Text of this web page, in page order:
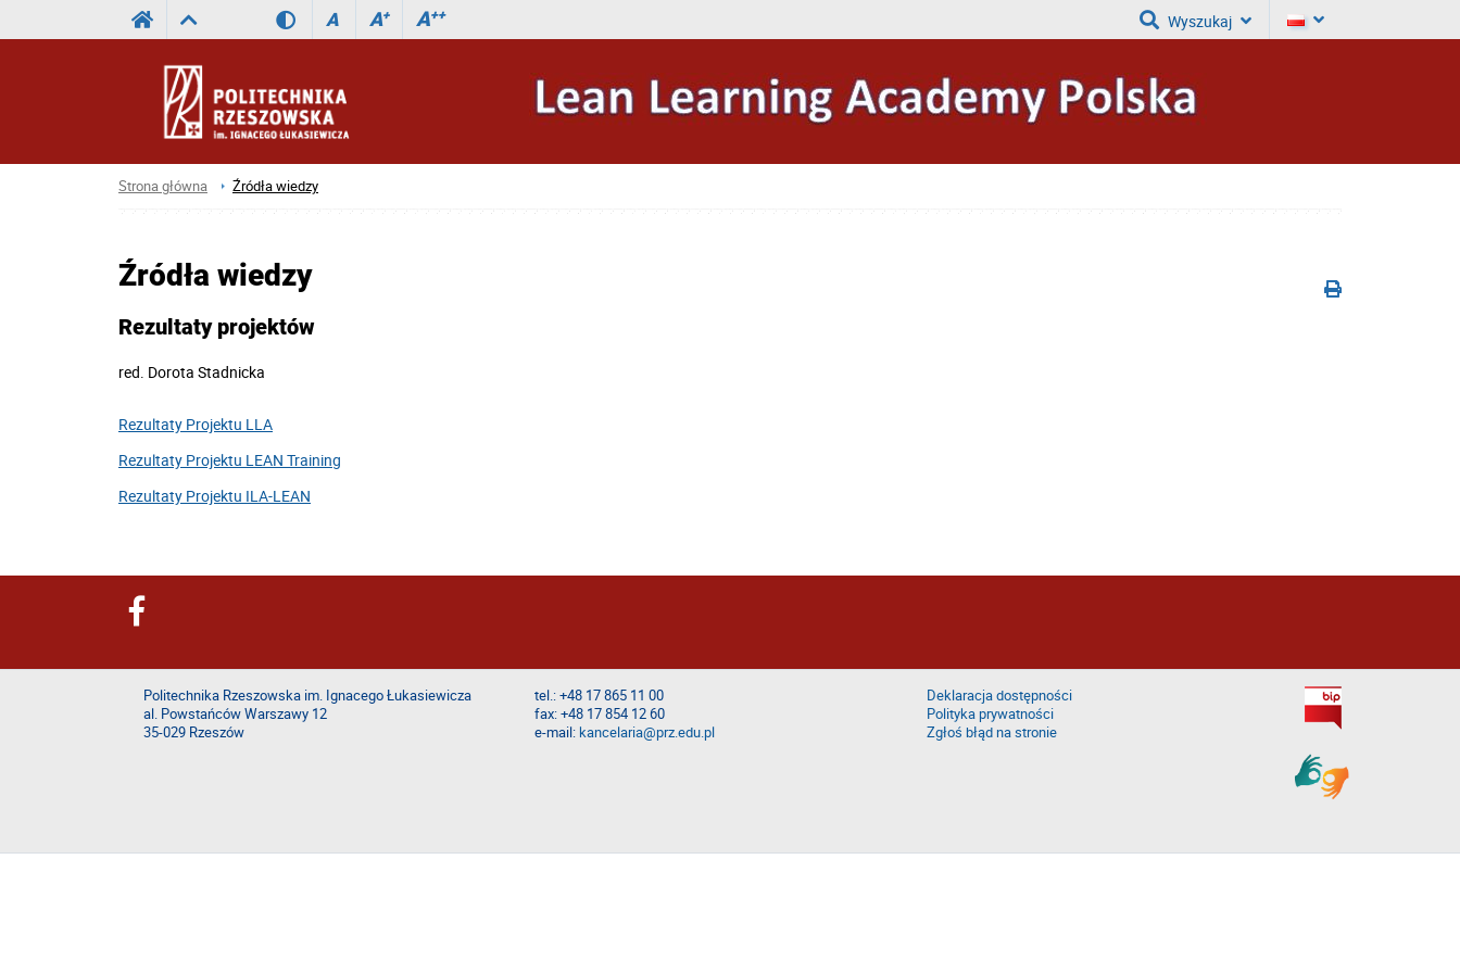
A A+ A++ Wyszukaj
Strona główna Źródła wiedzy
Źródła wiedzy
Rezultaty projektów
red. Dorota Stadnicka
Rezultaty Projektu LLA
Rezultaty Projektu LEAN Training
Rezultaty Projektu ILA-LEAN
Politechnika Rzeszowska im. Ignacego Łukasiewicza
al. Powstańców Warszawy 12
35-029 Rzeszów
tel.: +48 17 865 11 00
fax: +48 17 854 12 60
e-mail:kancelaria@prz.edu.pl
Deklaracja dostępności
Polityka prywatności
Zgłoś błąd na stronie